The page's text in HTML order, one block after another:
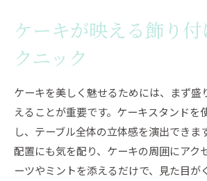
ケーキが映える飾り
クニック
ケーキを美しく魅せるためには、まず盛
えることが重要です。ケーキスタンドを
し、テーブル全体の立体感を演出できま
配置にも気を配り、ケーキの周囲にアク
ーツやミントを添えるだけで、見た目が